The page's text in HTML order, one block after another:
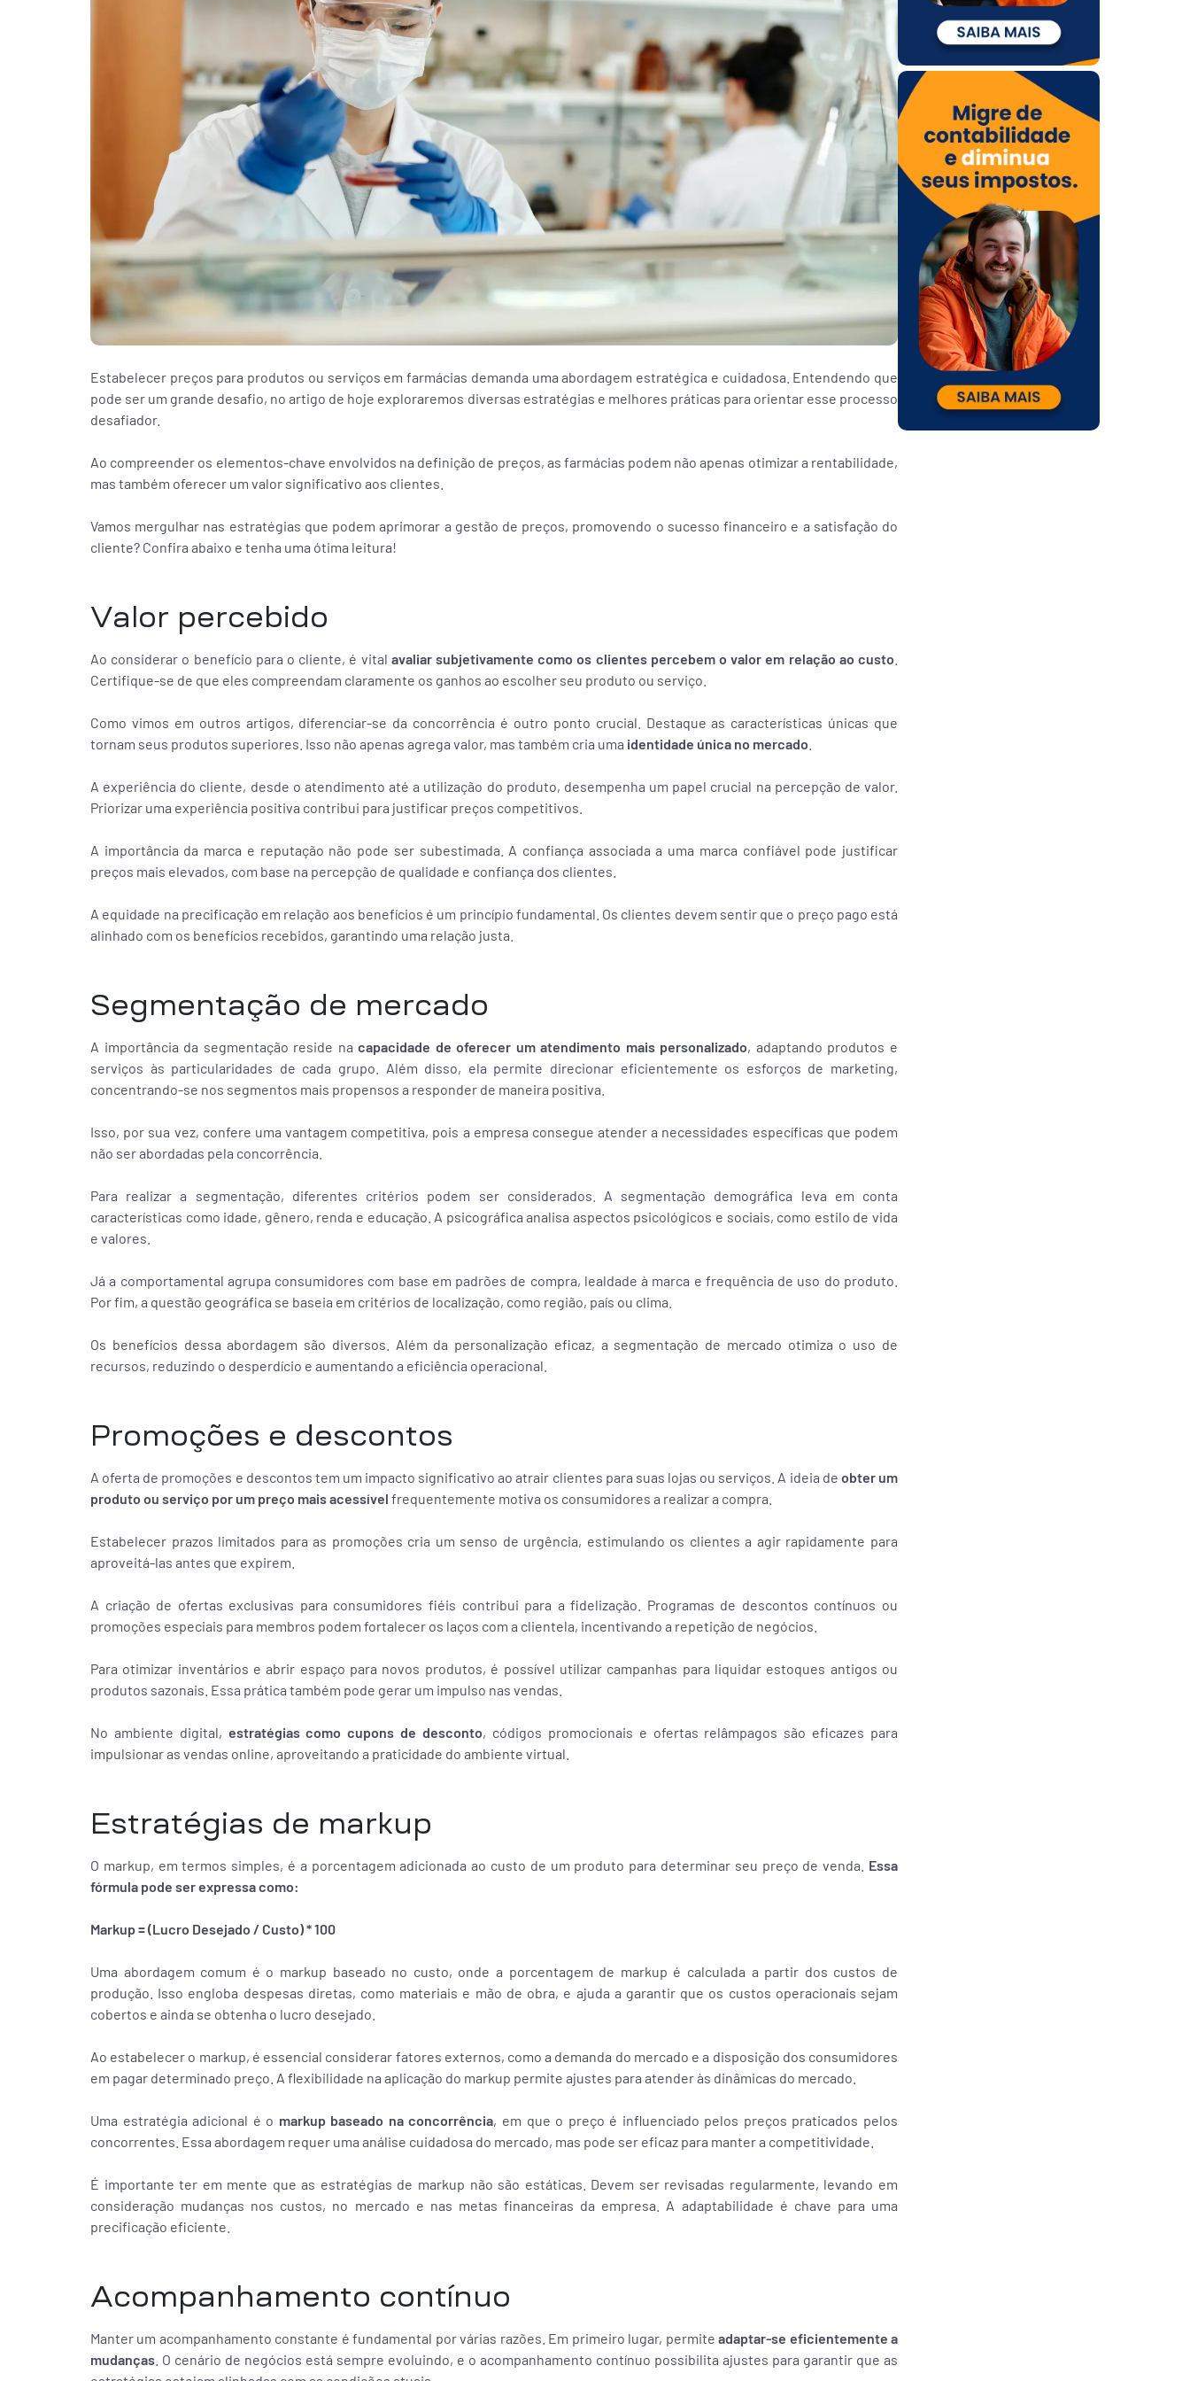
Estabelecer preços para produtos ou serviços em farmácias demanda uma abordagem estratégica e cuidadosa. Entendendo que
pode ser um grande desafio, no artigo de hoje exploraremos diversas estratégias e melhores práticas para orientar esse processo
desafiador.
Ao compreender os elementos-chave envolvidos na definição de preços, as farmácias podem não apenas otimizar a rentabilidade,
mas também oferecer um valor significativo aos clientes.
Vamos mergulhar nas estratégias que podem aprimorar a gestão de preços, promovendo o sucesso financeiro e a satisfação do
cliente? Confira abaixo e tenha uma ótima leitura!
Valor percebido
Ao considerar o benefício para o cliente, é vital avaliar subjetivamente como os clientes percebem o valor em relação ao custo
Certifique-se de que eles compreendam claramente os ganhos ao escolher seu produto ou serviço.
Como vimos em outros artigos, diferenciar-se da concorrência é outro ponto crucial. Destaque as características únicas que
tornam seus produtos superiores. Isso não apenas agrega valor, mas também cria uma identidade única no mercado
A experiência do cliente, desde o atendimento até a utilização do produto, desempenha um papel crucial na percepção de valor.
Priorizar uma experiência positiva contribui para justificar preços competitivos.
A importância da marca e reputação não pode ser subestimada. A confiança associada a uma marca confiável pode justificar
preços mais elevados, com base na percepção de qualidade e confiança dos clientes.
A equidade na precificação em relação aos benefícios é um princípio fundamental. Os clientes devem sentir que o preço pago está
alinhado com os benefícios recebidos, garantindo uma relação justa.
Segmentação de mercado
A importância da segmentação reside nacapacidade de oferecer um atendimento mais personalizado, adaptando produtos e
serviços às particularidades de cada grupo. Além disso, ela permite direcionar eficientemente os esforços de marketing,
concentrando-se nos segmentos mais propensos a responder de maneira positiva.
Isso, por sua vez, confere uma vantagem competitiva, pois a empresa consegue atender a necessidades específicas que podem
não ser abordadas pela concorrência.
Para realizar a segmentação, diferentes critérios podem ser considerados. A segmentação demográfica leva em conta
características como idade, gênero, renda e educação. A psicográfica analisa aspectos psicológicos e sociais, como estilo de vida
e valores.
Já a comportamental agrupa consumidores com base em padrões de compra, lealdade à marca e frequência de uso do produto.
Por fim, a questão geográfica se baseia em critérios de localização, como região, país ou clima.
Os benefícios dessa abordagem são diversos. Além da personalização eficaz, a segmentação de mercado otimiza o uso de
recursos, reduzindo o desperdício e aumentando a eficiência operacional.
Promoções e descontos
A oferta de promoções e descontos tem um impacto significativo ao atrair clientes para suas lojas ou serviços. A ideia de obter um
produto ou serviço por um preço mais acessível frequentemente motiva os consumidores a realizar a compra.
Estabelecer prazos limitados para as promoções cria um senso de urgência, estimulando os clientes a agir rapidamente para
aproveitá-las antes que expirem.
A criação de ofertas exclusivas para consumidores fiéis contribui para a fidelização. Programas de descontos contínuos ou
promoções especiais para membros podem fortalecer os laços com a clientela, incentivando a repetição de negócios.
Para otimizar inventários e abrir espaço para novos produtos, é possível utilizar campanhas para liquidar estoques antigos ou
produtos sazonais. Essa prática também pode gerar um impulso nas vendas.
No ambiente digital, estratégias como cupons de desconto, códigos promocionais e ofertas relâmpagos são eficazes para
impulsionar as vendas online, aproveitando a praticidade do ambiente virtual.
Estratégias de markup
O markup, em termos simples, é a porcentagem adicionada ao custo de um produto para determinar seu preço de venda. Essa
fórmula pode ser expressa como:
Markup = (Lucro Desejado / Custo) * 100
Uma abordagem comum é o markup baseado no custo, onde a porcentagem de markup é calculada a partir dos custos de
produção. Isso engloba despesas diretas, como materiais e mão de obra, e ajuda a garantir que os custos operacionais sejam
cobertos e ainda se obtenha o lucro desejado.
Ao estabelecer o markup, é essencial considerar fatores externos, como a demanda do mercado e a disposição dos consumidores
em pagar determinado preço. A flexibilidade na aplicação do markup permite ajustes para atender às dinâmicas do mercado.
Uma estratégia adicional é o markup baseado na concorrência, em que o preço é influenciado pelos preços praticados pelos
concorrentes. Essa abordagem requer uma análise cuidadosa do mercado, mas pode ser eficaz para manter a competitividade.
É importante ter em mente que as estratégias de markup não são estáticas. Devem ser revisadas regularmente, levando em
consideração mudanças nos custos, no mercado e nas metas financeiras da empresa. A adaptabilidade é chave para uma
precificação eficiente.
Acompanhamento contínuo
Manter um acompanhamento constante é fundamental por várias razões. Em primeiro lugar, permiteadaptar-se eficientemente a
mudanças . O cenário de negócios está sempre evoluindo, e o acompanhamento contínuo possibilita ajustes para garantir que as